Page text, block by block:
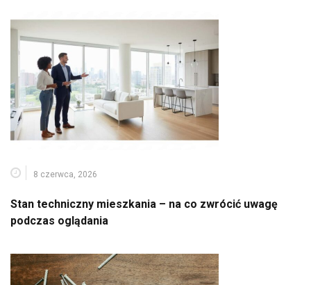
8 czerwca, 2026
Stan techniczny mieszkania – na co zwrócić uwagę
podczas oglądania